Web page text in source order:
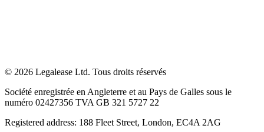
© 2026 Legalease Ltd. Tous droits réservés
Société enregistrée en Angleterre et au Pays de Galles sous le
numéro 02427356 TVA GB 321 5727 22
Registered address: 188 Fleet Street, London, EC4A 2AG